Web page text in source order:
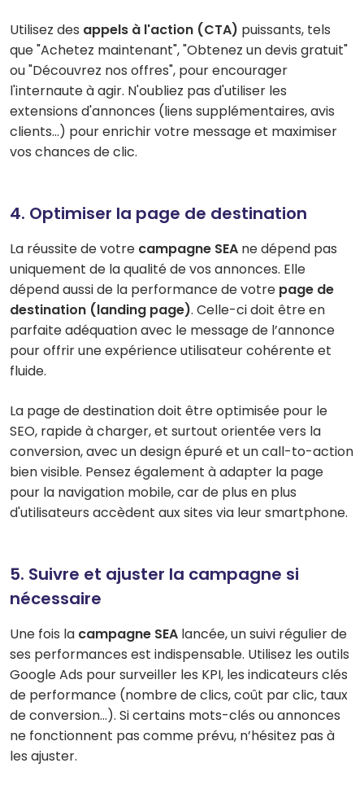
Utilisez des appels à l'action (CTA) puissants, tels
que "Achetez maintenant", "Obtenez un devis gratuit"
ou "Découvrez nos offres", pour encourager
l'internaute à agir. N'oubliez pas d'utiliser les
extensions d'annonces (liens supplémentaires, avis
clients…) pour enrichir votre message et maximiser
vos chances de clic.
4. Optimiser la page de destination
La réussite de votre campagne SEA ne dépend pas
uniquement de la qualité de vos annonces. Elle
dépend aussi de la performance de votre page de
destination (landing page). Celle-ci doit être en
parfaite adéquation avec le message de l’annonce
pour offrir une expérience utilisateur cohérente et
fluide.
La page de destination doit être optimisée pour le
SEO, rapide à charger, et surtout orientée vers la
conversion, avec un design épuré et un call-to-action
bien visible. Pensez également à adapter la page
pour la navigation mobile, car de plus en plus
d'utilisateurs accèdent aux sites via leur smartphone.
5. Suivre et ajuster la campagne si
nécessaire
Une fois la campagne SEA lancée, un suivi régulier de
ses performances est indispensable. Utilisez les outils
Google Ads pour surveiller les KPI, les indicateurs clés
de performance (nombre de clics, coût par clic, taux
de conversion...). Si certains mots-clés ou annonces
ne fonctionnent pas comme prévu, n’hésitez pas à
les ajuster.